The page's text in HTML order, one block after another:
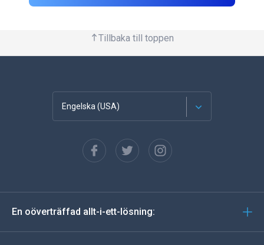
Tillbaka till toppen
Engelska (USA)
Spanska
tyska
En oöverträffad allt-i-ett-lösning: